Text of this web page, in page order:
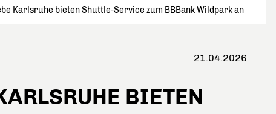
Karlsruhe bieten Shuttle-Service zum BBBank Wildpark an
21.04.2026
BIETEN